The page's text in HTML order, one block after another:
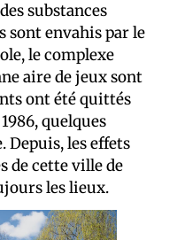
substances
sont envahis par le
le complexe
aire de jeux sont
ont été quittés
quelques
Depuis, les effets
de cette ville de
les lieux.